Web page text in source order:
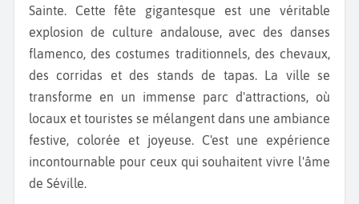
Sainte. Cette fête gigantesque est une véritable
explosion de culture andalouse, avec des danses
flamenco, des costumes traditionnels, des chevaux,
des corridas et des stands de tapas. La ville se
transforme en un immense parc d'attractions, où
locaux et touristes se mélangent dans une ambiance
festive, colorée et joyeuse. C'est une expérience
incontournable pour ceux qui souhaitent vivre l'âme
de Séville.